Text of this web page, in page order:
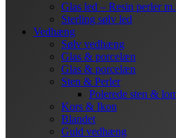
Glas led – Resin perler
Sterling sølv led
Vedhæng
Sølv vedhæng
Glas & porcelæn
Glas & porcelæn
Sten & Perler
Polerede sten &
Kors & Ikon
Blandet
Guld vedhæng